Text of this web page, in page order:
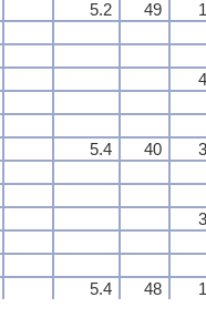
5.2 49
5.4 40
5.4 48
5.2 49
5.4 40
5.4 48
5.2 49
5.4 40
5.4 48
5.2 49
5.4 40
5.4 48